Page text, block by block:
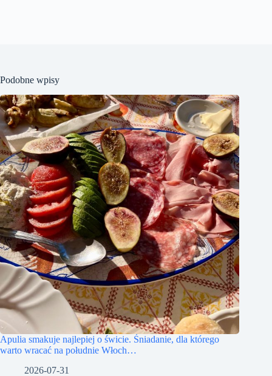
Podobne wpisy
Apulia smakuje najlepiej o świcie. Śniadanie, dla którego
warto wracać na południe Włoch…
2026-07-31